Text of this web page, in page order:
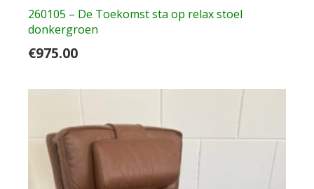
260105 – De Toekomst sta op relax stoel
donkergroen
€975.00